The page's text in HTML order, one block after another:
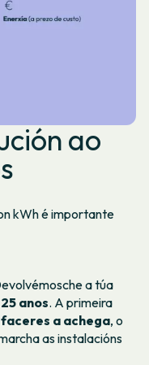
ao
kWh é importante
a túa
25 anos. A primeira
a achega, o
as instalacións